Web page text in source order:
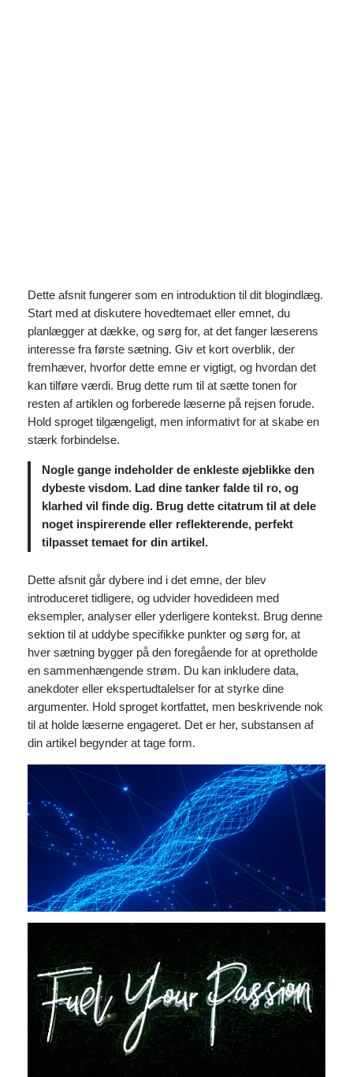
Dette afsnit fungerer som en introduktion til dit blogindlæg.
Start med at diskutere hovedtemaet eller emnet, du
planlægger at dække, og sørg for, at det fanger læserens
interesse fra første sætning. Giv et kort overblik, der
fremhæver, hvorfor dette emne er vigtigt, og hvordan det
kan tilføre værdi. Brug dette rum til at sætte tonen for
resten af artiklen og forberede læserne på rejsen forude.
Hold sproget tilgængeligt, men informativt for at skabe en
stærk forbindelse.
Nogle gange indeholder de enkleste øjeblikke den
dybeste visdom. Lad dine tanker falde til ro, og
klarhed vil finde dig. Brug dette citatrum til at dele
noget inspirerende eller reflekterende, perfekt
tilpasset temaet for din artikel.
Dette afsnit går dybere ind i det emne, der blev
introduceret tidligere, og udvider hovedideen med
eksempler, analyser eller yderligere kontekst. Brug denne
sektion til at uddybe specifikke punkter og sørg for, at
hver sætning bygger på den foregående for at opretholde
en sammenhængende strøm. Du kan inkludere data,
anekdoter eller ekspertudtalelser for at styrke dine
argumenter. Hold sproget kortfattet, men beskrivende nok
til at holde læserne engageret. Det er her, substansen af
din artikel begynder at tage form.